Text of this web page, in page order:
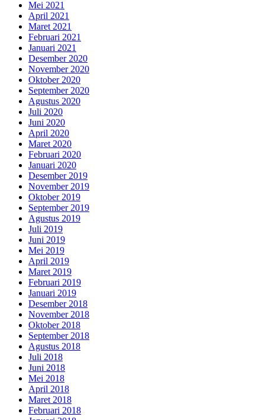
Mei 2021
April 2021
Maret 2021
Februari 2021
Januari 2021
Desember 2020
November 2020
Oktober 2020
September 2020
Agustus 2020
Juli 2020
Juni 2020
April 2020
Maret 2020
Februari 2020
Januari 2020
Desember 2019
November 2019
Oktober 2019
September 2019
Agustus 2019
Juli 2019
Juni 2019
Mei 2019
April 2019
Maret 2019
Februari 2019
Januari 2019
Desember 2018
November 2018
Oktober 2018
September 2018
Agustus 2018
Juli 2018
Juni 2018
Mei 2018
April 2018
Maret 2018
Februari 2018